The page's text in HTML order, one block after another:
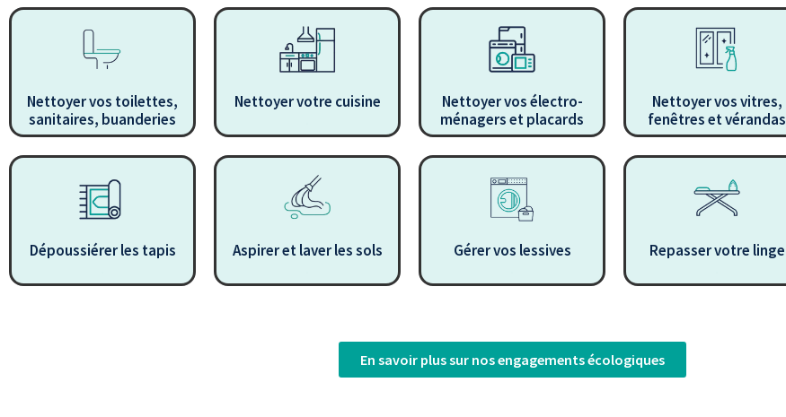
Nettoyer vos toilettes,
sanitaires, buanderies
Nettoyer votre cuisine
Nettoyer vos électro-
ménagers et placards
Nettoyer vos vitres,
fenêtres et vérandas
Dépoussiérer les tapis
Aspirer et laver les sols
Gérer vos lessives
Repasser votre linge
En savoir plus sur nos engagements écologiques